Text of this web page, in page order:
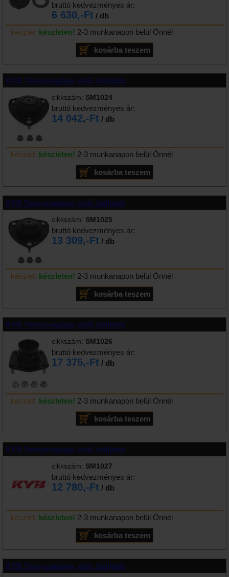
bruttó kedvezményes ár:
6 630,-Ft / db
készlet: készleten! 2-3 munkanapon belül Önnél
KYB Tornycsapágy, első, bal/jobb
cikkszám: SM1024
bruttó kedvezményes ár:
14 042,-Ft / db
készlet: készleten! 2-3 munkanapon belül Önnél
KYB Tornycsapágy, első, bal/jobb
cikkszám: SM1025
bruttó kedvezményes ár:
13 309,-Ft / db
készlet: készleten! 2-3 munkanapon belül Önnél
KYB Tornycsapágy, első, bal/jobb
cikkszám: SM1026
bruttó kedvezményes ár:
17 375,-Ft / db
készlet: készleten! 2-3 munkanapon belül Önnél
KYB Tornycsapágy, első, bal/jobb
cikkszám: SM1027
bruttó kedvezményes ár:
12 780,-Ft / db
készlet: készleten! 2-3 munkanapon belül Önnél
KYB Tornycsapágy, első, bal/jobb